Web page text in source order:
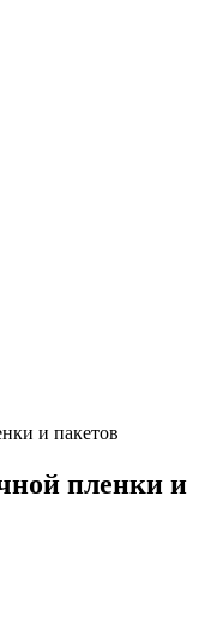
и пакетов
пленки и